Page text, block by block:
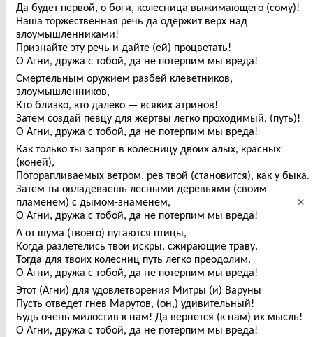
×
Да будет первой, о боги, колесница выжимающего (сому)!
Наша торжественная речь да одержит верх над
злоумышленниками!
Признайте эту речь и дайте (ей) процветать!
О Агни, дружа с тобой, да не потерпим мы вреда!
Смертельным оружием разбей клеветников,
злоумышленников,
Кто близко, кто далеко — всяких атринов!
Затем создай певцу для жертвы легко проходимый, (путь)!
О Агни, дружа с тобой, да не потерпим мы вреда!
Как только ты запряг в колесницу двоих алых, красных
(коней),
Поторапливаемых ветром, рев твой (становится), как у быка.
Затем ты овладеваешь лесными деревьями (своим
пламенем) с дымом-знаменем,
О Агни, дружа с тобой, да не потерпим мы вреда!
А от шума (твоего) пугаются птицы,
Когда разлетелись твои искры, сжирающие траву.
Тогда для твоих колесниц путь легко преодолим.
О Агни, дружа с тобой, да не потерпим мы вреда!
Этот (Агни) для удовлетворения Митры (и) Варуны
Пусть отведет гнев Марутов, (он,) удивительный!
Будь очень милостив к нам! Да вернется (к нам) их мысль!
О Агни, дружа с тобой, да не потерпим мы вреда!